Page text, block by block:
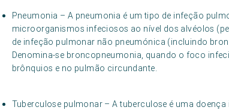
Pneumonia – A pneumonia é um tipo de infeção
microorganismos infeciosos ao nível dos alvéolos
de infeção pulmonar não pneumónica (incluindo
Denomina-se broncopneumonia, quando o foco
brônquios e no pulmão circundante.
Tuberculose pulmonar – A tuberculose é uma